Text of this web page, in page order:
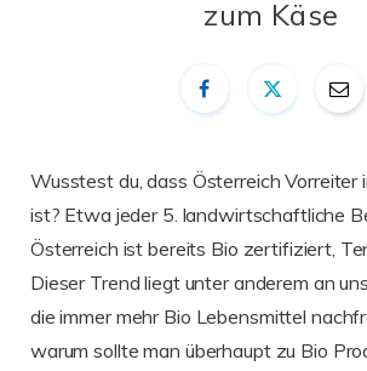
zum Käse
Wusstest du, dass Österreich Vorreiter
ist? Etwa jeder 5. landwirtschaftliche
Österreich ist bereits Bio zertifiziert,
Dieser Trend liegt unter anderem an
die immer mehr Bio Lebensmittel
warum sollte man überhaupt zu Bio